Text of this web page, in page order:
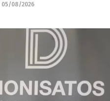
05/08/2026